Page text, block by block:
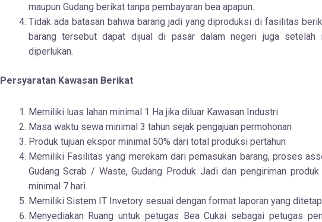
maupun Gudang berikat tanpa pembayaran bea apapun.
Tidak ada batasan bahwa barang jadi yang diproduksi di fasilitas
barang tersebut dapat dijual di pasar dalam negeri juga setelah
diperlukan.
Persyaratan Kawasan Berikat
Memiliki luas lahan minimal 1 Ha jika diluar Kawasan Industri
Masa waktu sewa minimal 3 tahun sejak pengajuan permohonan
Produk tujuan ekspor minimal 50% dari total produksi pertahun
Memiliki Fasilitas yang merekam dari pemasukan barang, proses
Gudang Scrab / Waste, Gudang Produk Jadi dan pengiriman
minimal 7 hari.
Memiliki Sistem IT Invetory sesuai dengan format laporan yang
Menyediakan Ruang untuk petugas Bea Cukai sebagai petugas